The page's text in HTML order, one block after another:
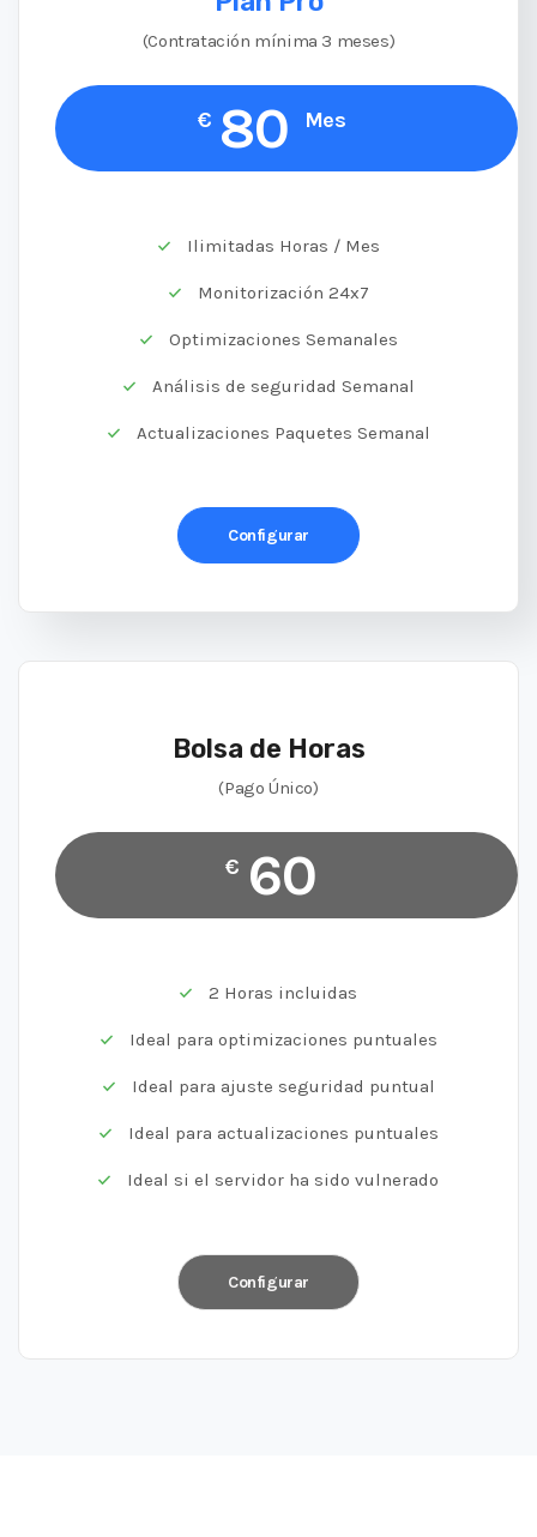
(Contratación mínima 3 meses)
€ 80 Mes
Ilimitadas Horas / Mes
Monitorización 24x7
Optimizaciones Semanales
Análisis de seguridad Semanal
Actualizaciones Paquetes Semanal
Configurar
Bolsa de Horas
(Pago Único)
€ 60
2 Horas incluidas
Ideal para optimizaciones puntuales
Ideal para ajuste seguridad puntual
Ideal para actualizaciones puntuales
Ideal si el servidor ha sido vulnerado
Configurar